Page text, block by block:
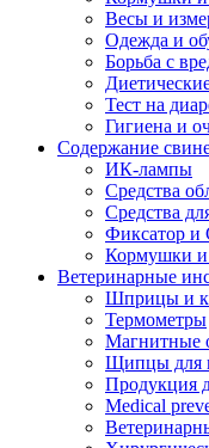
Весы и
Одежда и
Борьба с
Тест на
Гигиена и
Содержание
ИК-лампы
Средства
Средства
Фиксатор и
Кормушки и
Ветеринарные
Шприцы и
Термометры
Магнитные
Щипцы для
Продукция
Medical